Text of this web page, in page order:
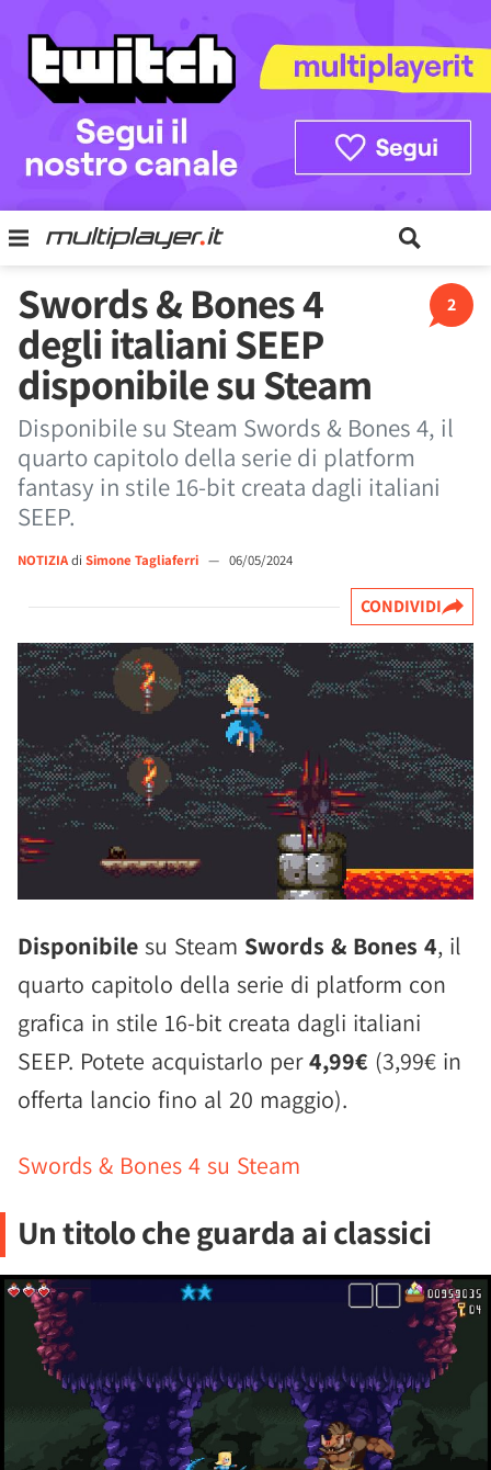
2
Swords & Bones 4
degli italiani SEEP
disponibile su Steam
Disponibile su Steam Swords & Bones 4, il
quarto capitolo della serie di platform
fantasy in stile 16-bit creata dagli italiani
SEEP.
NOTIZIAdi Simone Tagliaferri — 06/05/2024
CONDIVIDI
Disponibile su Steam Swords & Bones 4, il
quarto capitolo della serie di platform con
grafica in stile 16-bit creata dagli italiani
SEEP. Potete acquistarlo per4,99€ (3,99€ in
offerta lancio fino al 20 maggio).
Swords & Bones 4 su Steam
Un titolo che guarda ai classici